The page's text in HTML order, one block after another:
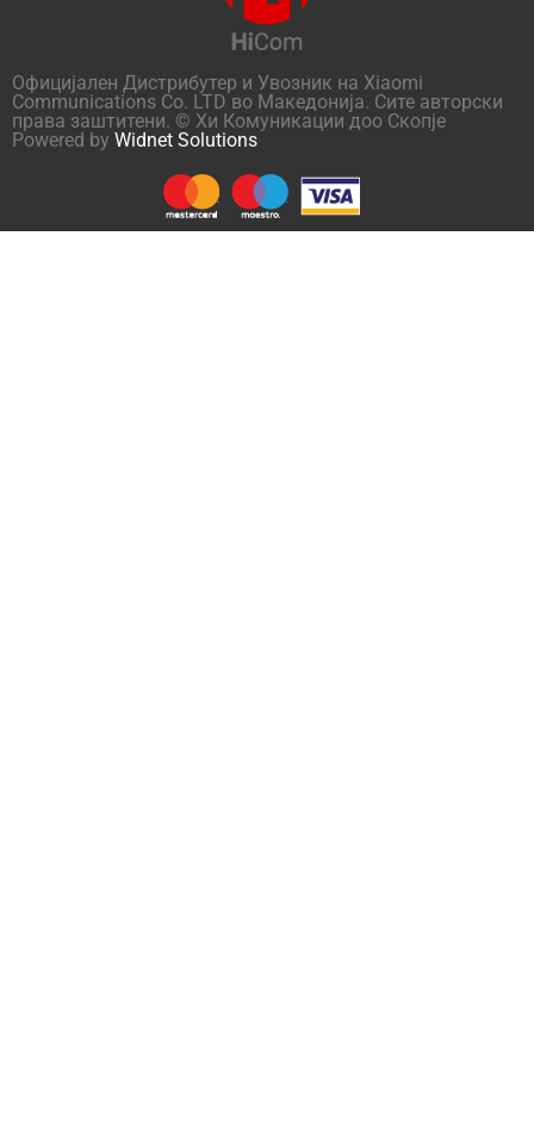
Официјален Дистрибутер и Увозник на Xiaomi
Communications Co. LTD во Македонија. Сите авторски
права заштитени. © Хи Комуникации доо Скопје
Powered by Widnet Solutions